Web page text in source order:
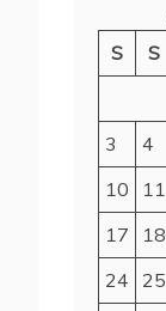
S
S
3
4
10
11
17
18
24
25